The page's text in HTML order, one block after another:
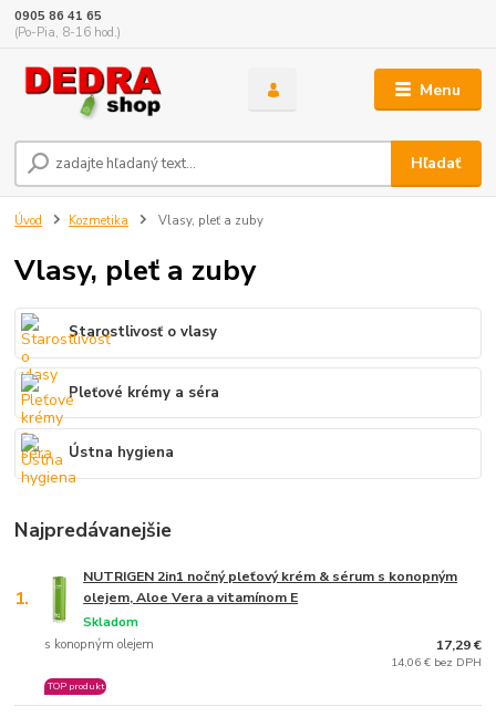
Menu
Hľadať
0905 86 41 65
(Po-Pia, 8-16 hod.)
Úvod Kozmetika Vlasy, pleť a zuby
Vlasy, pleť a zuby
Starostlivosť o vlasy
Pleťové krémy a séra
Ústna hygiena
Najpredávanejšie
1.
NUTRIGEN 2in1 nočný pleťový krém & sérum s konopným
olejem, Aloe Vera a vitamínom E
s konopným olejem
Skladom
TOP produkt
17,29 €
14,06 € bez DPH